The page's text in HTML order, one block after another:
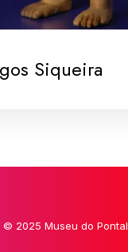
Siqueira
© 2025 Museu do Pontal